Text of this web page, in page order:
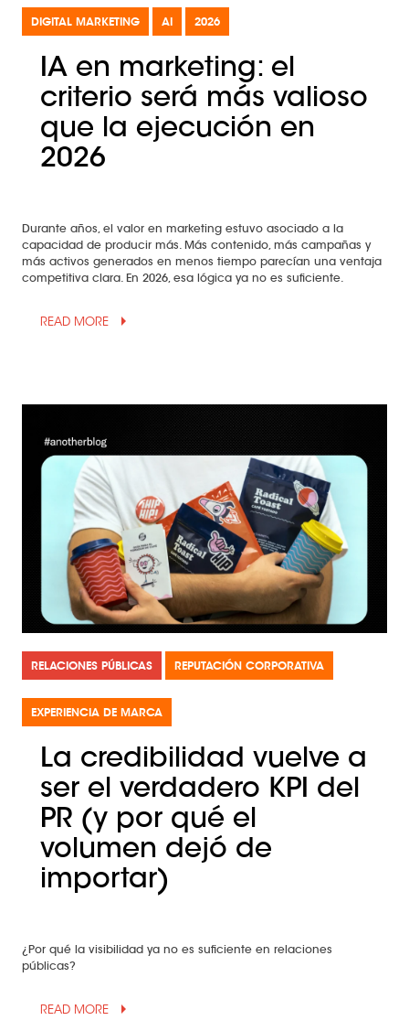
DIGITAL MARKETING AI 2026
IA en marketing: el
criterio será más valioso
que la ejecución en
2026
Durante años, el valor en marketing estuvo asociado a la
capacidad de producir más. Más contenido, más campañas y
más activos generados en menos tiempo parecían una ventaja
competitiva clara. En 2026, esa lógica ya no es suficiente.
READ MORE arrow_drop_up
RELACIONES PÚBLICAS REPUTACIÓN CORPORATIVA
EXPERIENCIA DE MARCA
La credibilidad vuelve a
ser el verdadero KPI del
PR (y por qué el
volumen dejó de
importar)
¿Por qué la visibilidad ya no es suficiente en relaciones
públicas?
READ MORE arrow_drop_up